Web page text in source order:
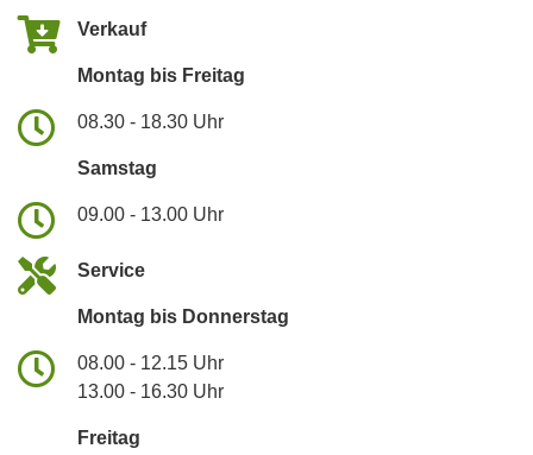
Verkauf
Montag bis Freitag
08.30 - 18.30 Uhr
Samstag
09.00 - 13.00 Uhr
Service
Montag bis Donnerstag
08.00 - 12.15 Uhr
13.00 - 16.30 Uhr
Freitag